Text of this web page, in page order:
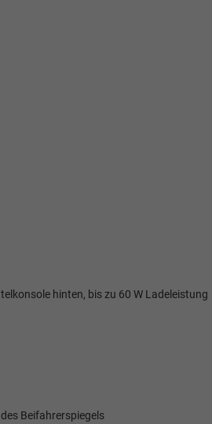
hinten, bis zu 60 W Ladeleistung
Beifahrerspiegels